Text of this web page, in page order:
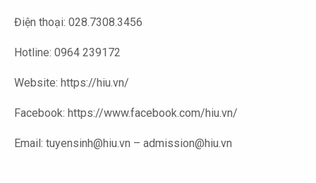
Điện thoại: 028.7308.3456
Hotline: 0964 239172
Website: https://hiu.vn/
Facebook: https://www.facebook.com/hiu.vn/
Email: tuyensinh@hiu.vn – admission@hiu.vn